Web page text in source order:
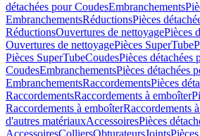
détachées pour CoudesEmbranchements
EmbranchementsRéductionsPièces
RéductionsOuvertures de nettoyagePièces
Ouvertures de nettoyagePièces SuperTube
Pièces SuperTubeCoudesPièces détachées
CoudesEmbranchementsPièces détachées
EmbranchementsRaccordementsPièces
RaccordementsRaccordements à emboîter
Raccordements à emboîterRaccordements
d'autres matériauxAccessoiresPièces
AccessoiresColliersObturateursJoints